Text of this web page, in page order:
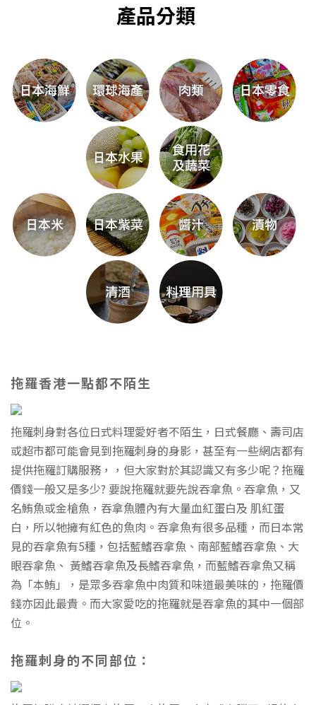
產品分類
拖羅香港一點都不陌生
拖羅刺身對各位日式料理愛好者不陌生，日式餐廳、壽司店
或超市都可能會見到拖羅刺身的身影，甚至有一些網店都有
提供拖羅訂購服務，，但大家對於其認識又有多少呢？拖羅
價錢一般又是多少? 要說拖羅就要先說吞拿魚。吞拿魚，又
名鮪魚或金槍魚，吞拿魚體內有大量血紅蛋白及 肌紅蛋
白，所以牠擁有紅色的魚肉。吞拿魚有很多品種，而日本常
見的吞拿魚有5種，包括藍鰭吞拿魚、南部藍鰭吞拿魚、大
眼吞拿魚、 黃鰭吞拿魚及長鰭吞拿魚，而藍鰭吞拿魚又稱
為「本鮪」，是眾多吞拿魚中肉質和味道最美味的，拖羅價
錢亦因此最貴。而大家愛吃的拖羅就是吞拿魚的其中一個部
位。
拖羅刺身的不同部位：